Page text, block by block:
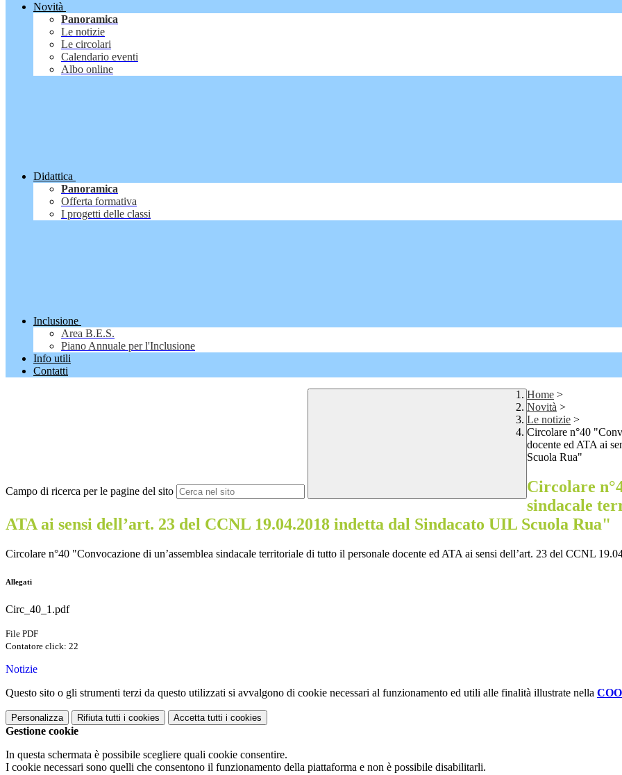
Novità
Panoramica
Le notizie
Le circolari
Calendario eventi
Albo online
Didattica
Panoramica
Offerta formativa
I progetti delle classi
Inclusione
Area B.E.S.
Piano Annuale per l'Inclusione
Info utili
Contatti
Campo di ricerca per le pagine del sito
Home >
Novità >
Le notizie >
Circolare n°40
docente ed ATA ai
Scuola Rua"
Circolare
sindacale
ATA ai sensi dell’art. 23 del CCNL 19.04.2018 indetta dal Sindacato UIL Scuola Rua"
Circolare n°40 "Convocazione di un’assemblea sindacale territoriale di tutto il personale docente ed ATA ai sensi dell’art. 23 del CCNL
Allegati
Circ_40_1.pdf
File PDF
Contatore click: 22
Notizie
Questo sito o gli strumenti terzi da questo utilizzati si avvalgono di cookie necessari al funzionamento ed utili alle finalità illustrate nella
Personalizza Rifiuta tutti i cookies Accetta tutti i cookies
Gestione cookie
In questa schermata è possibile scegliere quali cookie consentire.
I cookie necessari sono quelli che consentono il funzionamento della piattaforma e non è possibile disabilitarli.